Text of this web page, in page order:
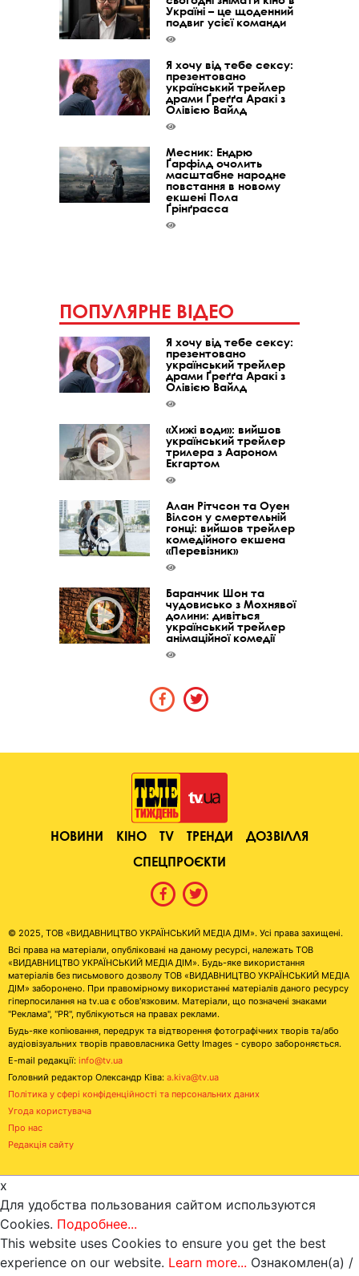
Україні – це щоденний
подвиг усієї команди
Я хочу від тебе сексу:
презентовано
український трейлер
драми Ґреґґа Аракі з
Олівією Вайлд
Месник: Ендрю
Ґарфілд очолить
масштабне народне
повстання в новому
екшені Пола
Ґрінґрасса
ПОПУЛЯРНЕ ВІДЕО
Я хочу від тебе сексу:
презентовано
український трейлер
драми Ґреґґа Аракі з
Олівією Вайлд
«Хижі води»: вийшов
український трейлер
трилера з Аароном
Екгартом
Алан Рітчсон та Оуен
Вілсон у смертельній
гонці: вийшов трейлер
комедійного екшена
«Перевізник»
Баранчик Шон та
чудовисько з Мохнявої
долини: дивіться
український трейлер
анімаційної комедії
НОВИНИ КІНО TV ТРЕНДИ
ДОЗВІЛЛЯ
СПЕЦПРОЄКТИ
© 2025, ТОВ «ВИДАВНИЦТВО УКРАЇНСЬКИЙ МЕДІА ДІМ». Усі права захищені.
Всі права на матеріали, опубліковані на даному ресурсі, належать ТОВ
«ВИДАВНИЦТВО УКРАЇНСЬКИЙ МЕДІА ДІМ». Будь-яке використання
матеріалів без письмового дозволу ТОВ «ВИДАВНИЦТВО УКРАЇНСЬКИЙ МЕДІА
ДІМ» заборонено. При правомірному використанні матеріалів даного ресурсу
гіперпосилання на tv.ua є обов'язковим. Матеріали, що позначені знаками
"Реклама", "PR", публікуються на правах реклами.
Будь-яке копіювання, передрук та відтворення фотографічних творів та/або
аудіовізуальних творів правовласника Getty Images - суворо забороняється.
E-mail редакції: info@tv.ua
Головний редактор Олександр Ківа: a.kiva@tv.ua
Політика у сфері конфіденційності та персональних даних
Угода користувача
Про нас
Редакція сайту
x
Для удобства пользования сайтом используются
Cookies. Подробнее...
This website uses Cookies to ensure you get the best
experience on our website. Learn more... Ознакомлен(а) /